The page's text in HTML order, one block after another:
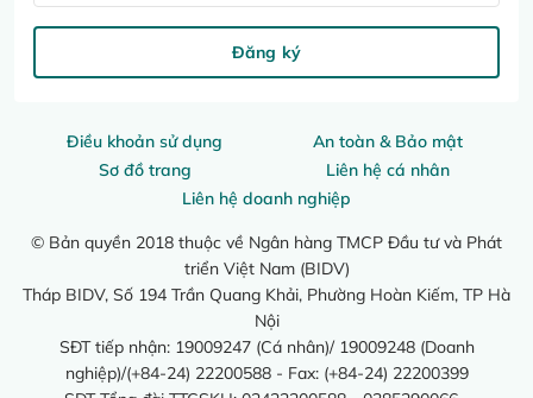
Điều khoản sử dụng
An toàn & Bảo mật
Sơ đồ trang
Liên hệ cá nhân
Liên hệ doanh nghiệp
© Bản quyền 2018 thuộc về Ngân hàng TMCP Đầu tư và Phát
triển Việt Nam (BIDV)
Tháp BIDV, Số 194 Trần Quang Khải, Phường Hoàn Kiếm, TP Hà
Nội
SĐT tiếp nhận: 19009247 (Cá nhân)/ 19009248 (Doanh
nghiệp)/(+84-24) 22200588 - Fax: (+84-24) 22200399
Đăng ký